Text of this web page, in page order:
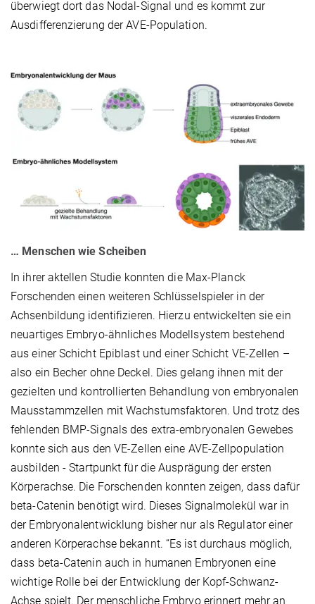
überwiegt dort das Nodal-Signal und es kommt zur
Ausdifferenzierung der AVE-Population.
… Menschen wie Scheiben
In ihrer aktellen Studie konnten die Max-Planck
Forschenden einen weiteren Schlüsselspieler in der
Achsenbildung identifizieren. Hierzu entwickelten sie ein
neuartiges Embryo-ähnliches Modellsystem bestehend
aus einer Schicht Epiblast und einer Schicht VE-Zellen –
also ein Becher ohne Deckel. Dies gelang ihnen mit der
gezielten und kontrollierten Behandlung von embryonalen
Mausstammzellen mit Wachstumsfaktoren. Und trotz des
fehlenden BMP-Signals des extra-embryonalen Gewebes
konnte sich aus den VE-Zellen eine AVE-Zellpopulation
ausbilden - Startpunkt für die Ausprägung der ersten
Körperachse. Die Forschenden konnten zeigen, dass dafür
beta-Catenin benötigt wird. Dieses Signalmolekül war in
der Embryonalentwicklung bisher nur als Regulator einer
anderen Körperachse bekannt. “Es ist durchaus möglich,
dass beta-Catenin auch in humanen Embryonen eine
wichtige Rolle bei der Entwicklung der Kopf-Schwanz-
Achse spielt. Der menschliche Embryo erinnert mehr an